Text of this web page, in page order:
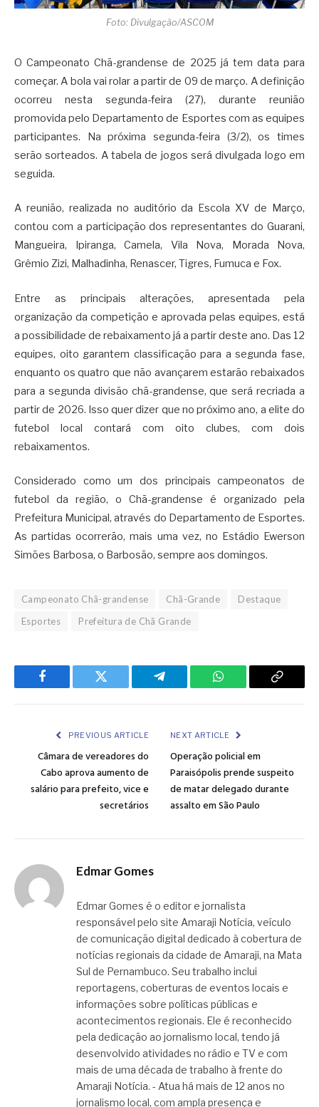
Foto: Divulgação/ASCOM
O Campeonato Chã-grandense de 2025 já tem data para
começar. A bola vai rolar a partir de 09 de março. A definição
ocorreu nesta segunda-feira (27), durante reunião
promovida pelo Departamento de Esportes com as equipes
participantes. Na próxima segunda-feira (3/2), os times
serão sorteados. A tabela de jogos será divulgada logo em
seguida.
A reunião, realizada no auditório da Escola XV de Março,
contou com a participação dos representantes do Guarani,
Mangueira, Ipiranga, Camela, Vila Nova, Morada Nova,
Grêmio Zizi, Malhadinha, Renascer, Tigres, Fumuca e Fox.
Entre as principais alterações, apresentada pela
organização da competição e aprovada pelas equipes, está
a possibilidade de rebaixamento já a partir deste ano. Das 12
equipes, oito garantem classificação para a segunda fase,
enquanto os quatro que não avançarem estarão rebaixados
para a segunda divisão chã-grandense, que será recriada a
partir de 2026. Isso quer dizer que no próximo ano, a elite do
futebol local contará com oito clubes, com dois
rebaixamentos.
Considerado como um dos principais campeonatos de
futebol da região, o Chã-grandense é organizado pela
Prefeitura Municipal, através do Departamento de Esportes.
As partidas ocorrerão, mais uma vez, no Estádio Ewerson
Simões Barbosa, o Barbosão, sempre aos domingos.
Campeonato Chã-grandense Chã-Grande
Destaque
Esportes
Prefeitura de Chã Grande
Facebook Twitter Telegram WhatsApp Copy
PREVIOUS ARTICLE
Câmara de vereadores do
Cabo aprova aumento de
salário para prefeito, vice e
secretários
NEXT ARTICLE
Operação policial em
Paraisópolis prende suspeito
de matar delegado durante
assalto em São Paulo
Edmar Gomes
Edmar Gomes é o editor e jornalista
responsável pelo site Amaraji Notícia, veículo
de comunicação digital dedicado à cobertura de
notícias regionais da cidade de Amaraji, na Mata
Sul de Pernambuco. Seu trabalho inclui
reportagens, coberturas de eventos locais e
informações sobre políticas públicas e
acontecimentos regionais. Ele é reconhecido
pela dedicação ao jornalismo local, tendo já
desenvolvido atividades no rádio e TV e com
mais de uma década de trabalho à frente do
Amaraji Notícia. - Atua há mais de 12 anos no
jornalismo local, com ampla presença e